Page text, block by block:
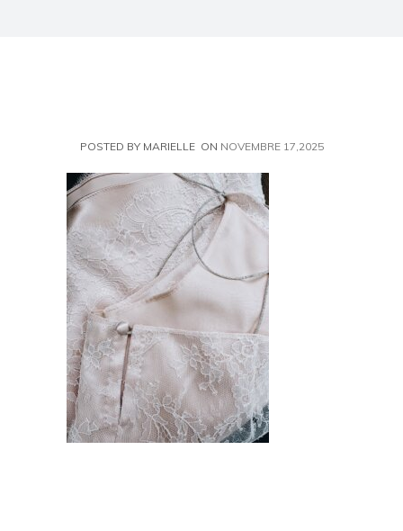
POSTED BY MARIELLE ON NOVEMBRE 17,2025